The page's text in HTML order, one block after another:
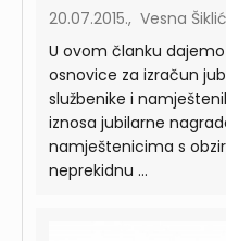
20.07.2015., Vesna
U ovom članku
osnovice za izračun
službenike i
iznosa jubilarne
namještenicima s
neprekidnu ...